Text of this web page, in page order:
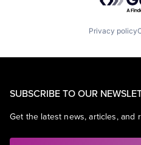
Privacy policy
SUBSCRIBE TO OUR
Get the latest news, articles, and